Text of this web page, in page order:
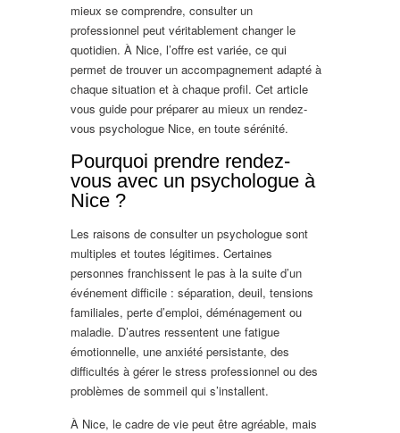
mieux se comprendre, consulter un
professionnel peut véritablement changer le
quotidien. À Nice, l’offre est variée, ce qui
permet de trouver un accompagnement adapté à
chaque situation et à chaque profil. Cet article
vous guide pour préparer au mieux un rendez-
vous psychologue Nice, en toute sérénité.
Pourquoi prendre rendez-
vous avec un psychologue à
Nice ?
Les raisons de consulter un psychologue sont
multiples et toutes légitimes. Certaines
personnes franchissent le pas à la suite d’un
événement difficile : séparation, deuil, tensions
familiales, perte d’emploi, déménagement ou
maladie. D’autres ressentent une fatigue
émotionnelle, une anxiété persistante, des
difficultés à gérer le stress professionnel ou des
problèmes de sommeil qui s’installent.
À Nice, le cadre de vie peut être agréable, mais